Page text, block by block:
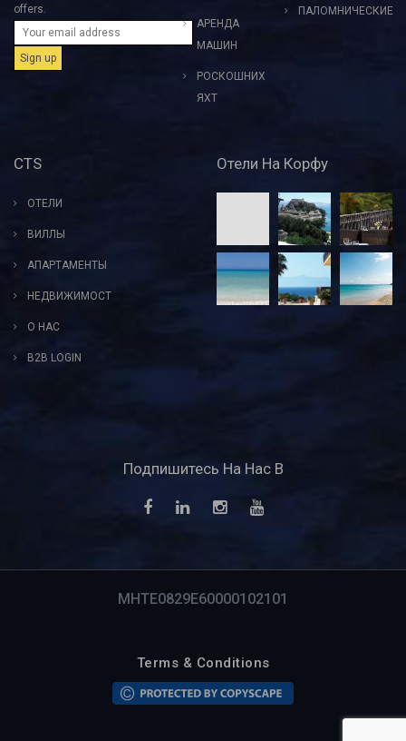
offers.
АРЕНДА
МАШИН
РОСКОШНИХ
ЯХТ
ПАЛОМНИЧЕСКИЕ
CTS
ОТЕЛИ
ВИЛЛЫ
АПАРТАМЕНТЫ
НЕДВИЖИМОСТ
О НАС
B2B LOGIN
Отели На Корфу
Подпишитесь На Нас В
MHTE0829E60000102101
Terms & Conditions